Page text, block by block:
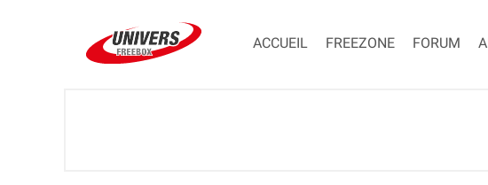
ACCUEIL FREEZONE FORUM